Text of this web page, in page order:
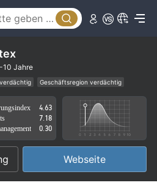
10 Jahre
Geschäftsregion verdächtig
Risiko
4.63
7.18
0.30
Webseite